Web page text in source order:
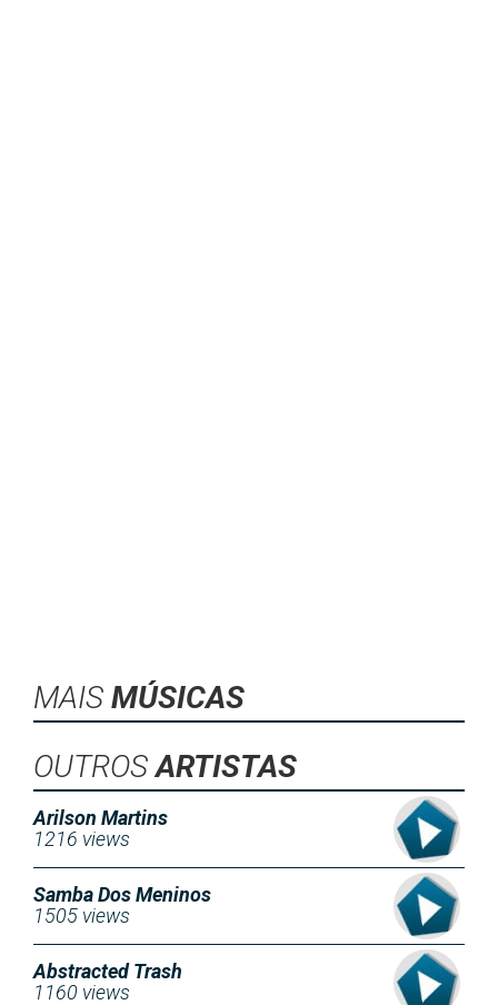
MAIS MÚSICAS
OUTROSARTISTAS
Arilson Martins
1216 views
Samba Dos Meninos
1505 views
Abstracted Trash
1160 views